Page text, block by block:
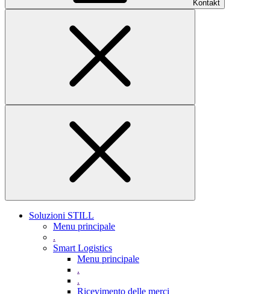
Kontakt
Soluzioni STILL
Menu principale
.
Smart Logistics
Menu principale
.
.
Ricevimento delle merci